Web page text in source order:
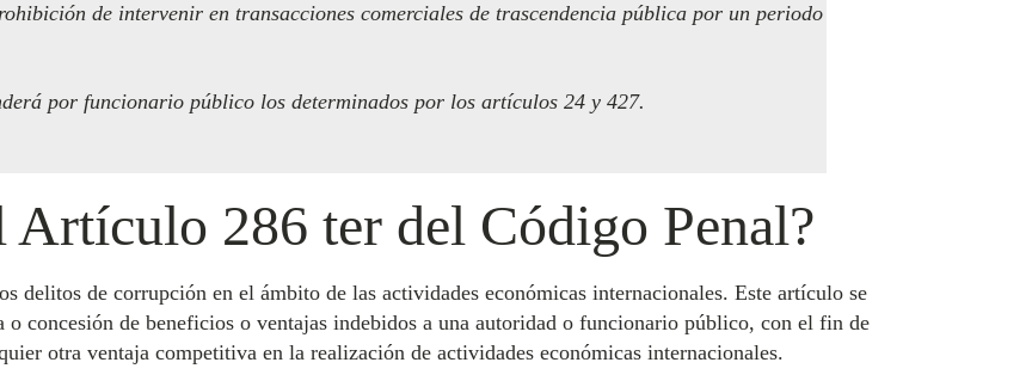
de intervenir en transacciones comerciales de trascendencia pública por un periodo
por funcionario público los determinados por los artículos 24 y 427.
Artículo 286 ter del Código Penal?
delitos de corrupción en el ámbito de las actividades económicas internacionales. Este artículo se
o concesión de beneficios o ventajas indebidos a una autoridad o funcionario público, con el fin de
otra ventaja competitiva en la realización de actividades económicas internacionales.